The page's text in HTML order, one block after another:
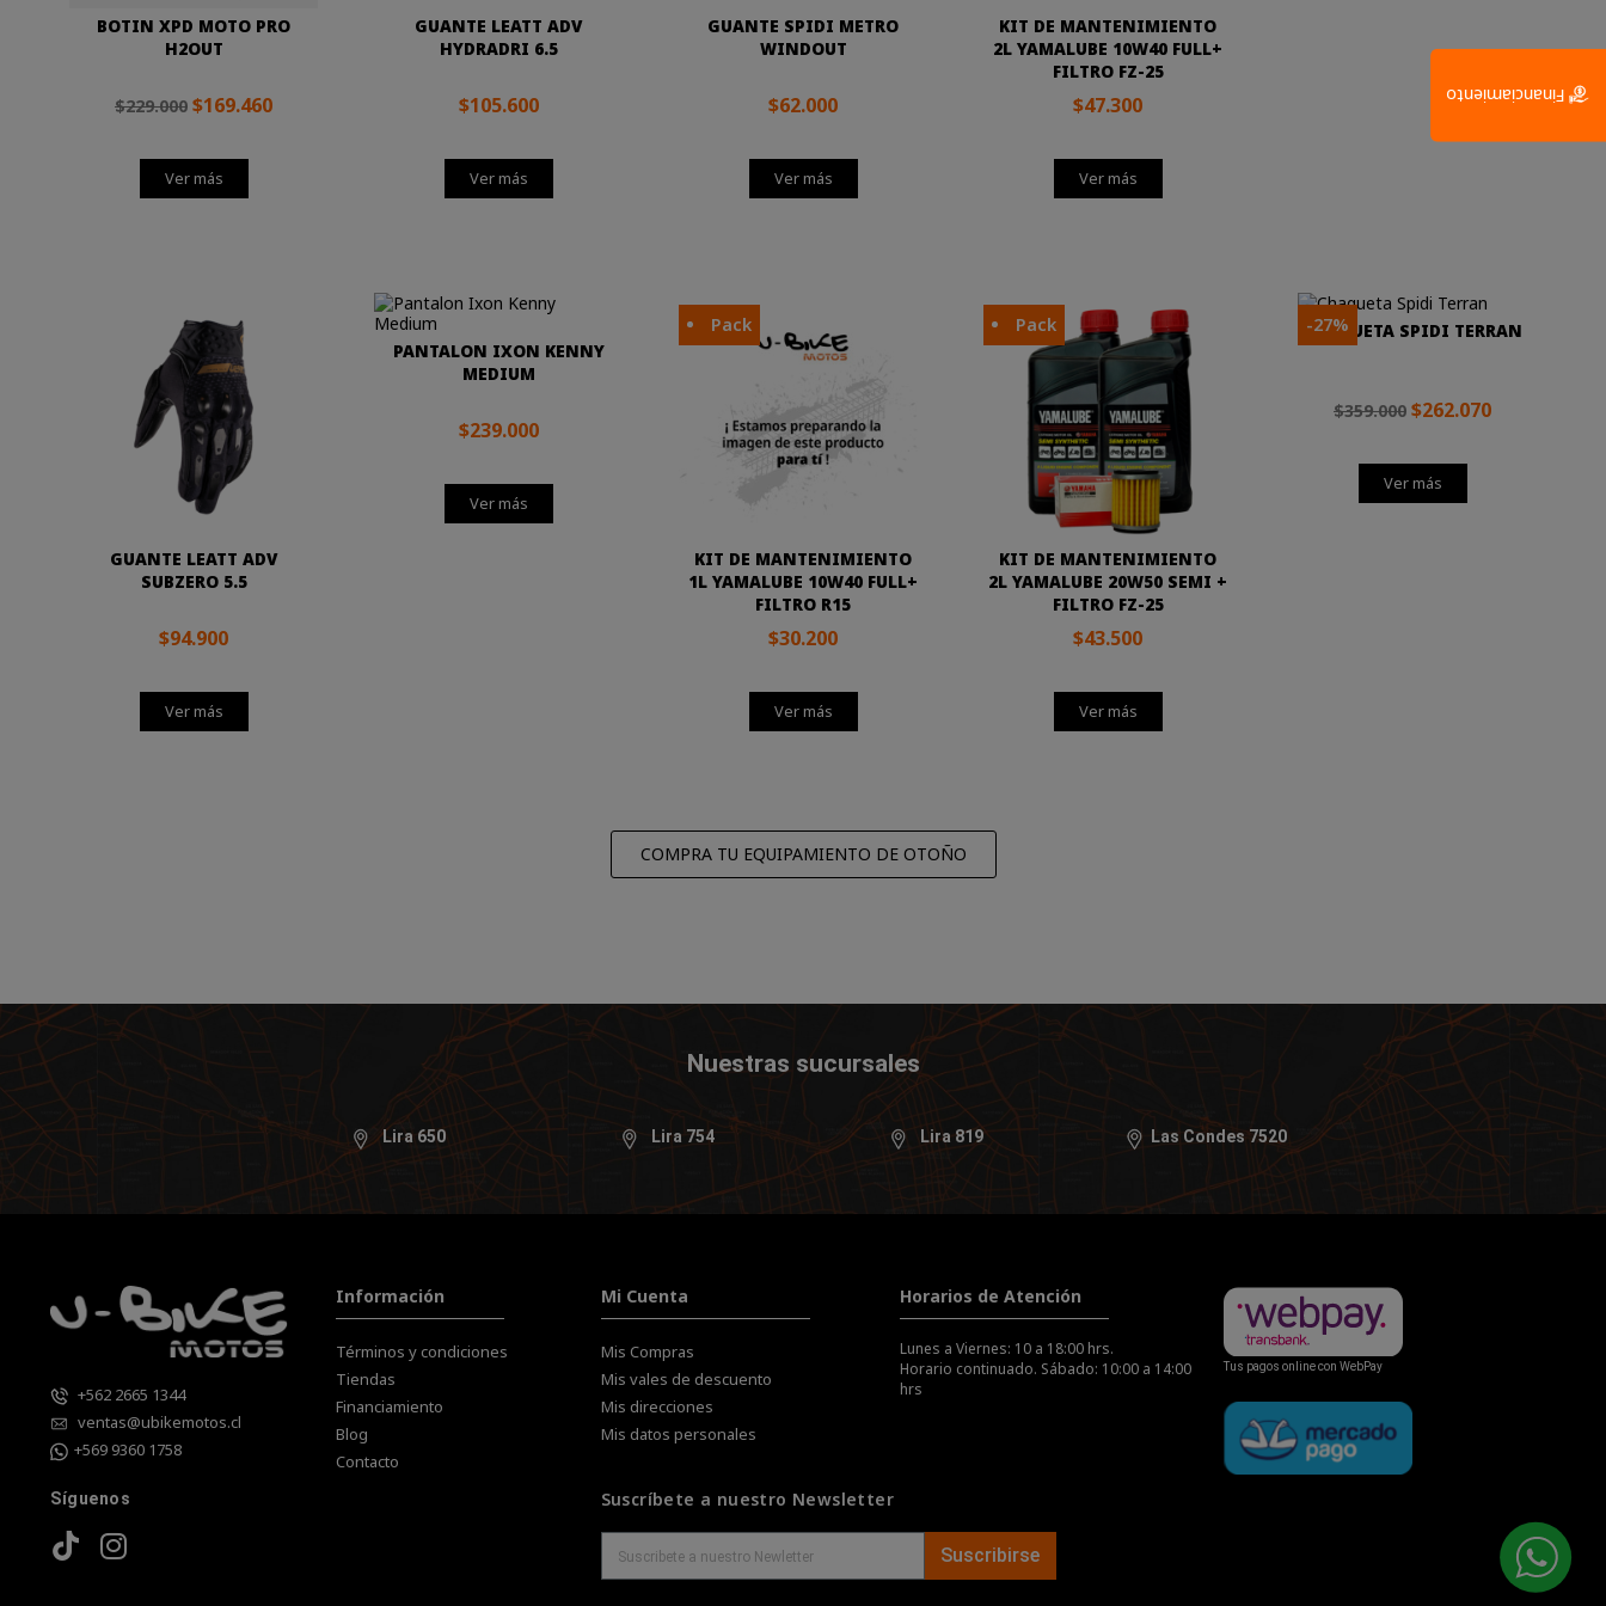
BOTIN XPD MOTO PRO
H2OUT
$229.000 $169.460
Ver más
GUANTE LEATT ADV
HYDRADRI 6.5
$105.600
Ver más
GUANTE SPIDI METRO
WINDOUT
$62.000
Ver más
KIT DE MANTENIMIENTO
2L YAMALUBE 10W40 FULL+
FILTRO FZ-25
$47.300
Ver más
GUANTE LEATT ADV
SUBZERO 5.5
$94.900
Ver más
PANTALON IXON KENNY
MEDIUM
$239.000
Ver más
KIT DE MANTENIMIENTO
1L YAMALUBE 10W40 FULL+
FILTRO R15
$30.200
Ver más
Pack
KIT DE MANTENIMIENTO
2L YAMALUBE 20W50 SEMI +
FILTRO FZ-25
$43.500
Ver más
Pack CHAQUETA SPIDI TERRAN
$359.000 $262.070
Ver más
-27%
COMPRA TU EQUIPAMIENTO DE OTOÑO
Nuestras sucursales
Lira 650 Lira 754 Lira 819 Las Condes 7520
+562 2665 1344
ventas@ubikemotos.cl
+569 9360 1758
Síguenos
Información
Términos y condiciones
Tiendas
Financiamiento
Blog
Contacto
Mi Cuenta
Mis Compras
Mis vales de descuento
Mis direcciones
Mis datos personales
Horarios de Atención
Lunes a Viernes: 10 a 18:00 hrs.
Horario continuado. Sábado: 10:00 a 14:00
hrs
Suscríbete a nuestro Newsletter
Suscribirse
Tus pagos online con WebPay
Financiamiento